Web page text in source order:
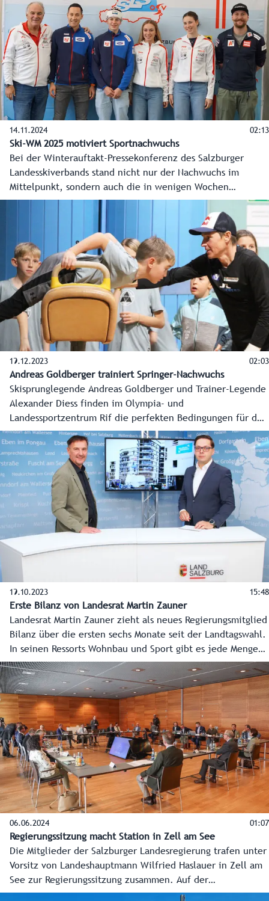
14.11.2024 02:13
Ski-WM 2025 motiviert Sportnachwuchs
Bei der Winterauftakt-Pressekonferenz des Salzburger
Landesskiverbands stand nicht nur der Nachwuchs im
Mittelpunkt, sondern auch die in wenigen Wochen
stattfindende Alpine Ski-WM in Saalbach-Hinterglemm. Sie
ist ein Motivationsschub auch für die angehenden Skistars
wie zum Beispiel Stefan Rieser (Alpin), Christina Gruber
(Alpin), Celina Jost (Biathletin) und Andreas Gfrerer
(Nordisch).
19.12.2023 02:03
Andreas Goldberger trainiert Springer-Nachwuchs
Skisprunglegende Andreas Goldberger und Trainer-Legende
Alexander Diess finden im Olympia- und
Landessportzentrum Rif die perfekten Bedingungen für den
Nachwuchs vor. Mir Feuereifer trainieren sie die Flying Kids
Rif.
19.10.2023 15:48
Erste Bilanz von Landesrat Martin Zauner
Landesrat Martin Zauner zieht als neues Regierungsmitglied
Bilanz über die ersten sechs Monate seit der Landtagswahl.
In seinen Ressorts Wohnbau und Sport gibt es jede Menge
zu tun, genau darauf geht er in diesem Studiogespräch mit
Chefredakteur Franz Wieser ein.
06.06.2024 01:07
Regierungssitzung macht Station in Zell am See
Die Mitglieder der Salzburger Landesregierung trafen unter
Vorsitz von Landeshauptmann Wilfried Haslauer in Zell am
See zur Regierungssitzung zusammen. Auf der
Tagesordnung standen mit dem Wiederaufbau der